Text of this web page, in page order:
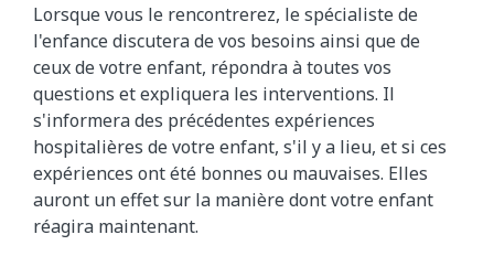
Lorsque vous le rencontrerez, le spécialiste de
l'enfance discutera de vos besoins ainsi que de
ceux de votre enfant, répondra à toutes vos
questions et expliquera les interventions. Il
s'informera des précédentes expériences
hospitalières de votre enfant, s'il y a lieu, et si ces
expériences ont été bonnes ou mauvaises. Elles
auront un effet sur la manière dont votre enfant
réagira maintenant.